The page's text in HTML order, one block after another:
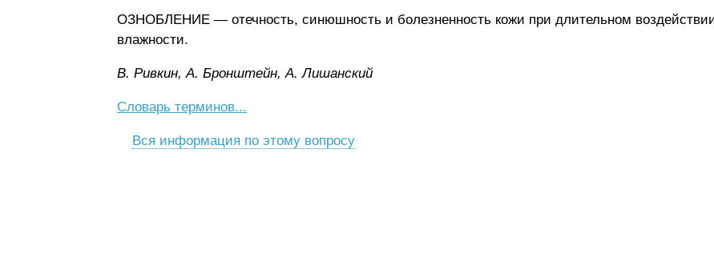
ОЗНОБЛЕНИЕ — отечность, синюшность и болезненность кожи при длительном
влажности.
B. Pивкин, A. Бpoнштeйн, A. Лишaнcкий
Словарь терминов...
Вся информация по этому вопросу